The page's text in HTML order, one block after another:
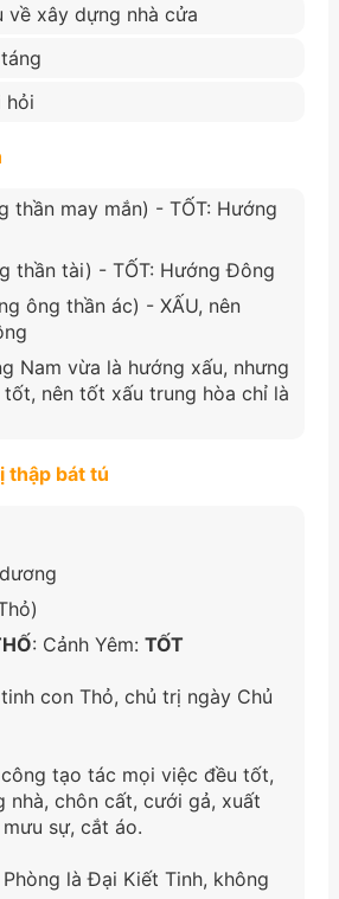
về xây dựng nhà cửa
hỏi
thần may mắn) - TỐT: Hướng
thần tài) - TỐT: Hướng Đông
ông thần ác) - XẤU, nên
Nam vừa là hướng xấu, nhưng
nên tốt xấu trung hòa chỉ là
thập bát tú
: Cảnh Yêm: TỐT
con Thỏ, chủ trị ngày Chủ
tạo tác mọi việc đều tốt,
nhà, chôn cất, cưới gả, xuất
sự, cắt áo.
Phòng là Đại Kiết Tinh, không